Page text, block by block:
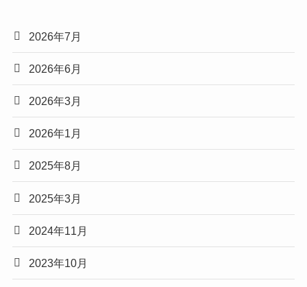
2026年7月
2026年6月
2026年3月
2026年1月
2025年8月
2025年3月
2024年11月
2023年10月